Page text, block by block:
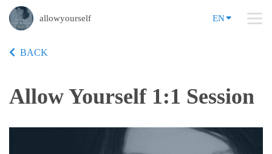
allowyourself EN
BACK
Allow Yourself 1:1 Session